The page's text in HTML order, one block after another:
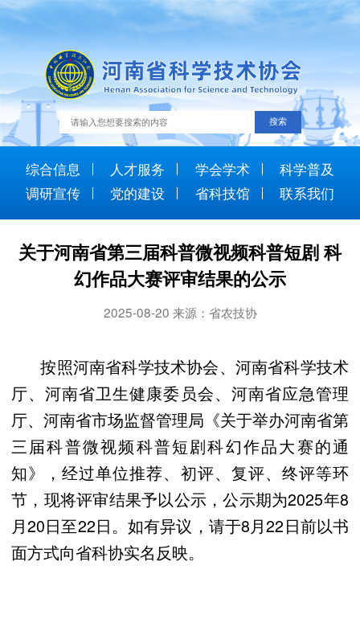
综合信息 人才服务 学会学术
科学普及
调研宣传
党的建设 省科技馆 联系我们
关于河南省第三届科普微视频科普短剧 科
幻作品大赛评审结果的公示
2025-08-20 来源：省农技协
按照河南省科学技术协会、河南省科学技术
厅、河南省卫生健康委员会、河南省应急管理
厅、河南省市场监督管理局《关于举办河南省第
三届科普微视频科普短剧科幻作品大赛的通
知》，经过单位推荐、初评、复评、终评等环
节，现将评审结果予以公示，公示期为2025年8
月20日至22日。如有异议，请于8月22日前以书
面方式向省科协实名反映。